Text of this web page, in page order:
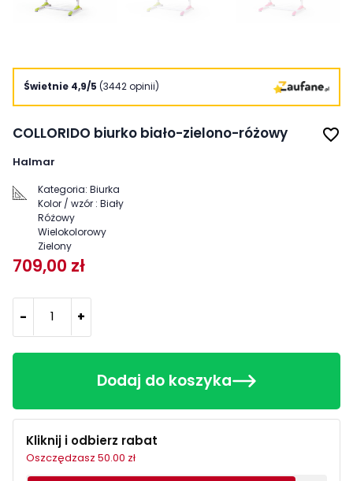
Świetnie 4,9/5 (3442 opinii)
COLLORIDO biurko biało-zielono-różowy favorite_border
Halmar
Kategoria: Biurka
Kolor / wzór : Biały
Różowy
Wielokolorowy
Zielony
709,00 zł
- +
Dodaj do koszyka
Kliknij i odbierz rabat
Oszczędzasz 50.00 zł